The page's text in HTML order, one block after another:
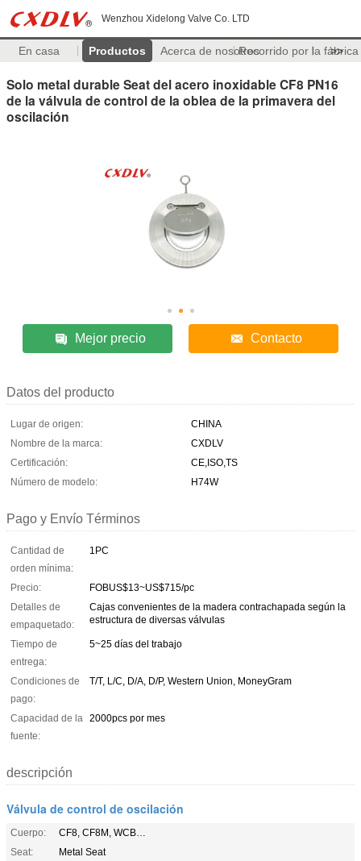
Wenzhou Xidelong Valve Co. LTD
En casa Productos Acerca de nosotrosRecorrido por la fábrica
>>
Solo metal durable Seat del acero inoxidable CF8 PN16
de la válvula de control de la oblea de la primavera del
oscilación
Mejor precio Contacto
Datos del producto
Lugar de origen:
CHINA
Nombre de la marca:
CXDLV
Certificación:
CE,ISO,TS
Número de modelo:
H74W
Pago y Envío Términos
Cantidad de
orden mínima:
1PC
Precio:
FOBUS$13~US$715/pc
Detalles de
empaquetado:
Cajas convenientes de la madera contrachapada según la
estructura de diversas válvulas
Tiempo de
entrega:
5~25 días del trabajo
Condiciones de
pago:
T/T, L/C, D/A, D/P, Western Union, MoneyGram
Capacidad de la
fuente:
2000pcs por mes
descripción
Válvula de control de oscilación
Cuerpo:
CF8, CF8M, WCB…
Seat:
Metal Seat